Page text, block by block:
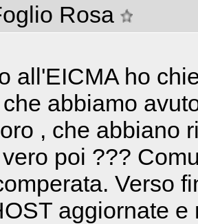
Rosa
all'EICMA ho
abbiamo
, che abbiano
poi ???
Verso
aggiornate